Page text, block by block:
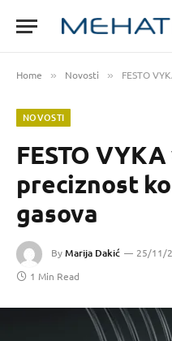
Home » Novosti » FESTO
NOVOSTI
FESTO
preciznost
gasova
ByMarija Dakić 25/11/
1 Min Read